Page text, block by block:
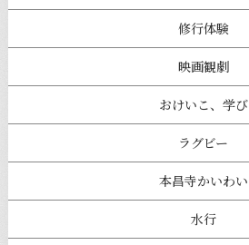
修行体験
映画観劇
おけいこ、学び
ラグビー
本昌寺かいわい
水行